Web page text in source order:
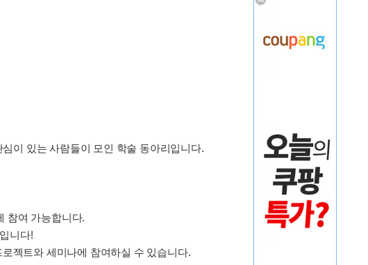
이 있는 사람들이 모인 학술 동아리입니다.
참여 가능합니다.
니다!
젝트와 세미나에 참여하실 수 있습니다.